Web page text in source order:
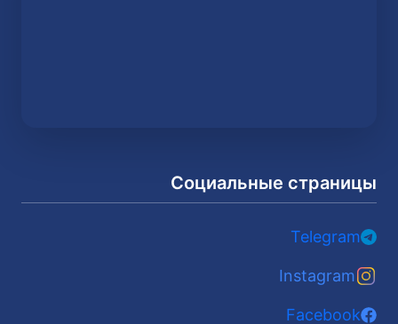
Социальные страницы
Telegram
Instagram
Facebook